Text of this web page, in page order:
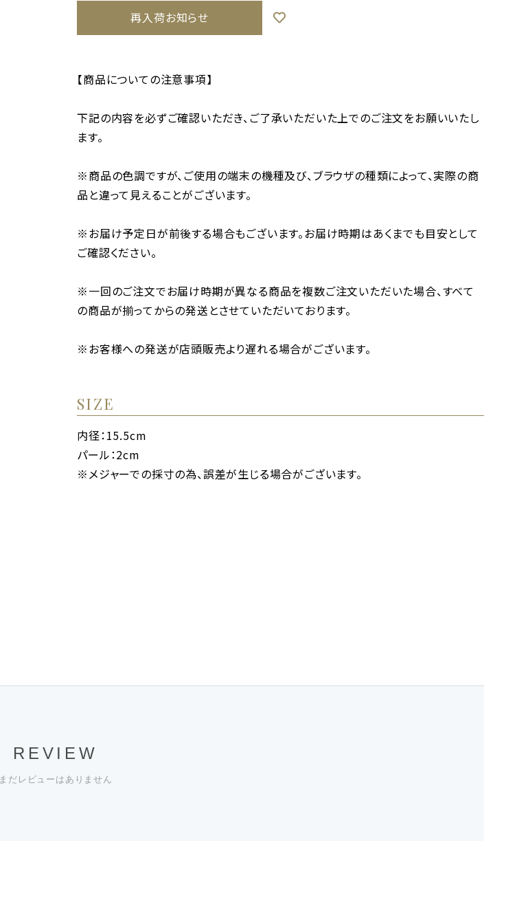
再入荷お知らせ
【商品についての注意事項】
下記の内容を必ずご確認いただき、ご了承いただいた上でのご注文をお願いいたし
ます。
※商品の色調ですが、ご使用の端末の機種及び、ブラウザの種類によって、実際の商
品と違って見えることがございます。
※お届け予定日が前後する場合もございます。お届け時期はあくまでも目安として
ご確認ください。
※一回のご注文でお届け時期が異なる商品を複数ご注文いただいた場合、すべて
の商品が揃ってからの発送とさせていただいております。
※お客様への発送が店頭販売より遅れる場合がございます。
SIZE
内径：15.5cm
パール：2cm
※メジャーでの採寸の為、誤差が生じる場合がございます。
REVIEW
まだレビューはありません